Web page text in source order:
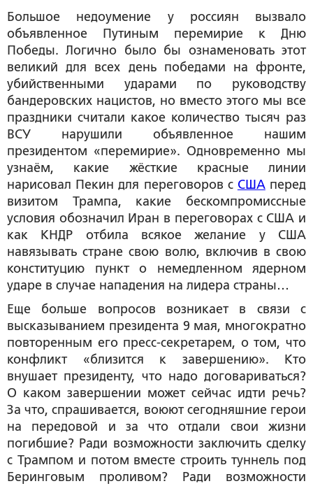
Большое недоумение у россиян вызвало
объявленное Путиным перемирие к Дню
Победы. Логично было бы ознаменовать этот
великий для всех день победами на фронте,
убийственными ударами по руководству
бандеровских нацистов, но вместо этого мы все
праздники считали какое количество тысяч раз
ВСУ нарушили объявленное нашим
президентом «перемирие». Одновременно мы
узнаём, какие жёсткие красные линии
нарисовал Пекин для переговоров с СШАперед
визитом Трампа, какие бескомпромиссные
условия обозначил Иран в переговорах с США и
как КНДР отбила всякое желание у США
навязывать стране свою волю, включив в свою
конституцию пункт о немедленном ядерном
ударе в случае нападения на лидера страны…
Еще больше вопросов возникает в связи с
высказыванием президента 9 мая, многократно
повторенным его пресс-секретарем, о том, что
конфликт «близится к завершению». Кто
внушает президенту, что надо договариваться?
О каком завершении может сейчас идти речь?
За что, спрашивается, воюют сегодняшние герои
на передовой и за что отдали свои жизни
погибшие? Ради возможности заключить сделку
с Трампом и потом вместе строить туннель под
Беринговым проливом? Ради возможности